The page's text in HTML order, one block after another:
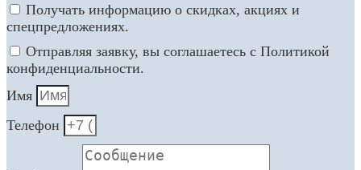
Получать информацию о скидках, акциях и
спецпредложениях.
Отправляя заявку, вы соглашаетесь с Политикой
конфиденциальности.
Имя
Телефон